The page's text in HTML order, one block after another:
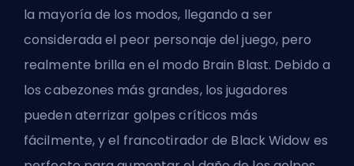
la mayoría de los modos, llegando a ser
considerada el peor personaje del juego, pero
realmente brilla en el modo Brain Blast. Debido a
los cabezones más grandes, los jugadores
pueden aterrizar golpes críticos más
fácilmente, y el francotirador de Black Widow es